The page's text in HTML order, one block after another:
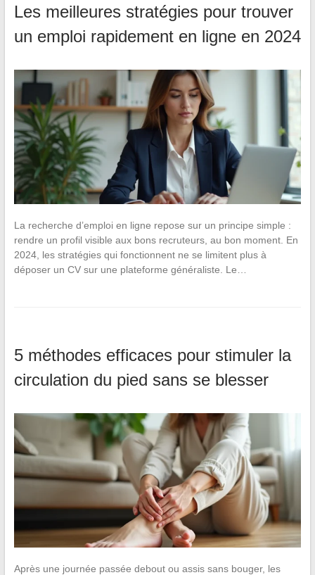
Les meilleures stratégies pour trouver
un emploi rapidement en ligne en 2024
La recherche d’emploi en ligne repose sur un principe simple :
rendre un profil visible aux bons recruteurs, au bon moment. En
2024, les stratégies qui fonctionnent ne se limitent plus à
déposer un CV sur une plateforme généraliste. Le…
5 méthodes efficaces pour stimuler la
circulation du pied sans se blesser
Après une journée passée debout ou assis sans bouger, les